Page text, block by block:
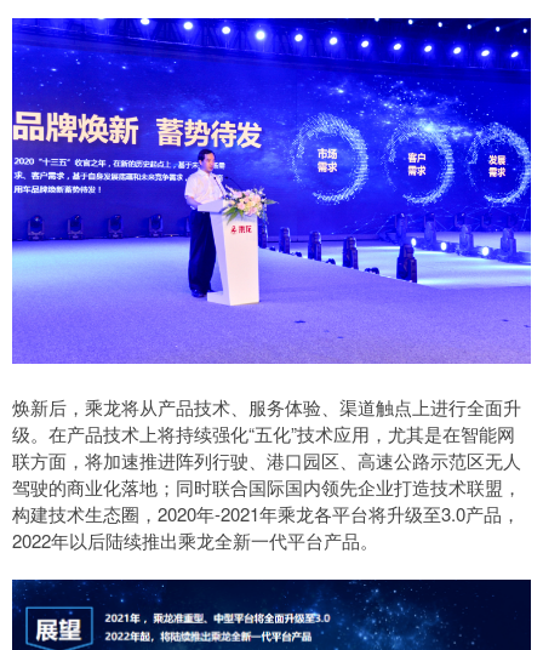
焕新后，乘龙将从产品技术、服务体验、渠道触点上进行全面升
级。在产品技术上将持续强化“五化”技术应用，尤其是在智能网
联方面，将加速推进阵列行驶、港口园区、高速公路示范区无人
驾驶的商业化落地；同时联合国际国内领先企业打造技术联盟，
构建技术生态圈，2020年-2021年乘龙各平台将升级至3.0产品，
2022年以后陆续推出乘龙全新一代平台产品。